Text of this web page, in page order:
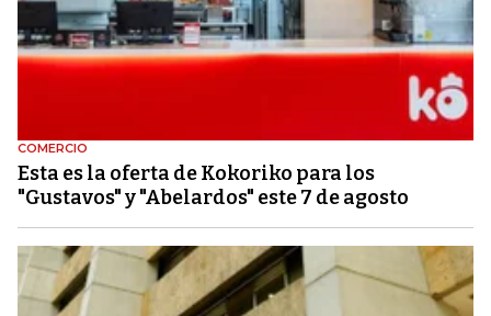
COMERCIO
Esta es la oferta de Kokoriko para los
"Gustavos" y "Abelardos" este 7 de agosto